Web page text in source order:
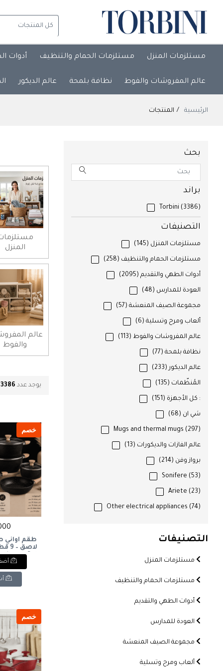
مستلزمات المنزل مستلزمات الحمام والتنظيف أدوات
عالم المفروشات والفوط نظافة بلمحة عالم الديكور
الرئيسية المنتجات
بحث
براند
Torbini (3386)
التصنيفات
مستلزمات المنزل (145)
مستلزمات الحمام والتنظيف (258)
أدوات الطهي والتقديم (2095)
العودة للمدارس (48)
مجموعة الصيف المنعشة (57)
ألعاب ومرح وتسلية (6)
عالم المفروشات والفوط (113)
نظافة بلمحة (77)
عالم الديكور(233)
المُنظّمات (135)
: كل الأجهزة (151)
شي ان (68)
Mugs and thermal mugs (297)
عالم الفازات والديكورات (13)
برواز وفن (214)
Sonifere (53)
Ariete (23)
Other electrical appliances (74)
التصنيفات
مستلزمات المنزل
مستلزمات الحمام والتنظيف
أدوات الطهي والتقديم
العودة للمدارس
مجموعة الصيف المنعشة
ألعاب ومرح وتسلية
المنزل
عالم
والفوط
يوجد عدد 3386
خصم
طقم أواني
Set
خصم